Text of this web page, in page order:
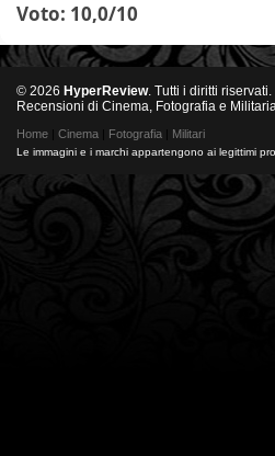
Voto: 10,0/10
© 2026 HyperReview. Tutti i diritti riservati.
Recensioni di Cinema, Fotografia e
Home Cinema Fotografia Militari
Le immagini e i marchi appartengono ai legittimi